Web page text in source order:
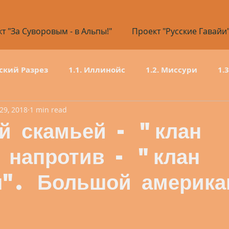
"За Суворовым - в Альпы!" Проект "Русские
Разрез 1.1. Иллинойс 1.2. Миссури
1.6. Нью-Мексико
1.12. Невада 1.13. Калифорния
дней 2.1 Кировская область 2.2 Пермский
скамьей - "клан
- "клан
Большой
2018 1 min read